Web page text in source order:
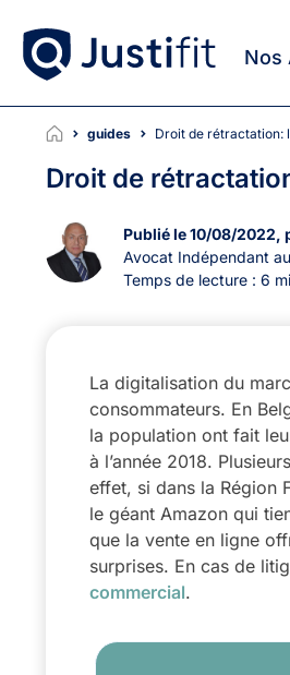
Nos
guides Droit de
Droit de
Publié le 10/08/2022,
Avocat Indépendant
Temps de lecture : 6
La digitalisation du
consommateurs. En
la population ont fait
à l’année 2018.
effet, si dans la Région
le géant Amazon qui
que la vente en ligne
surprises. En cas de
commercial.